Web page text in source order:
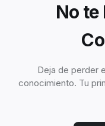
No te
Deja de perder
conocimiento. Tu